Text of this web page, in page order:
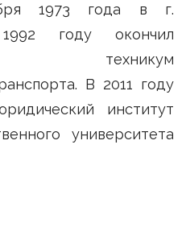
1973 года в г.
году окончил
техникум
В 2011 году
институт
университета